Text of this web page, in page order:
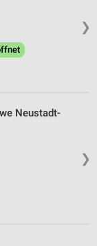
❯
❯
Neustadt-